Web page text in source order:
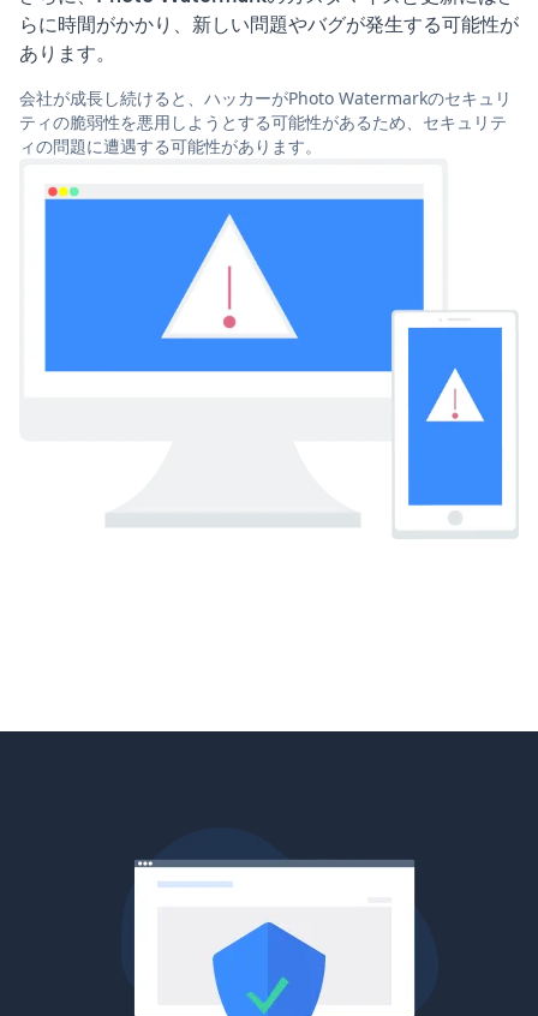
らに時間がかかり、新しい問題やバグが発生する可能性が
あります。
会社が成長し続けると、ハッカーがPhoto Watermarkのセキュリ
ティの脆弱性を悪用しようとする可能性があるため、セキュリテ
ィの問題に遭遇する可能性があります。